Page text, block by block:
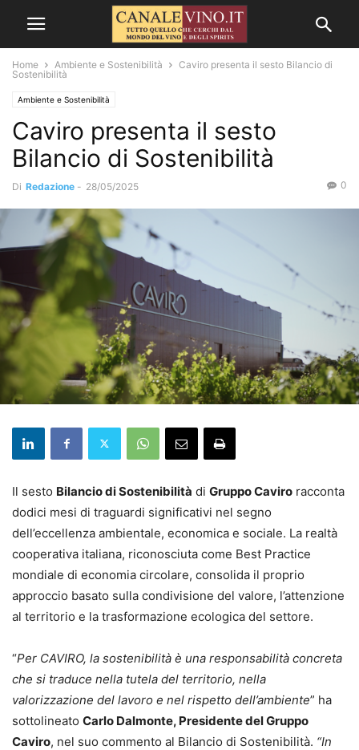
Home Ambiente e Sostenibilità
Caviro presenta il sesto Bilancio di
Sostenibilità
Ambiente e Sostenibilità
Caviro presenta il sesto
Bilancio di Sostenibilità
Di Redazione - 28/05/2025 0
Il sesto Bilancio di Sostenibilità di Gruppo Caviro racconta
dodici mesi di traguardi significativi nel segno
dell’eccellenza ambientale, economica e sociale. La realtà
cooperativa italiana, riconosciuta come Best Practice
mondiale di economia circolare, consolida il proprio
approccio basato sulla condivisione del valore, l’attenzione
al territorio e la trasformazione ecologica del settore.
“Per CAVIRO, la sostenibilità è una responsabilità concreta
che si traduce nella tutela del territorio, nella
valorizzazione del lavoro e nel rispetto dell’ambiente” ha
sottolineato Carlo Dalmonte, Presidente del Gruppo
Caviro, nel suo commento al Bilancio di Sostenibilità. “In